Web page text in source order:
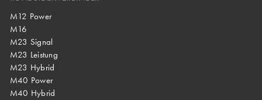
M12 Power
M16
M23 Signal
M23 Leistung
M23 Hybrid
M40 Power
M40 Hybrid